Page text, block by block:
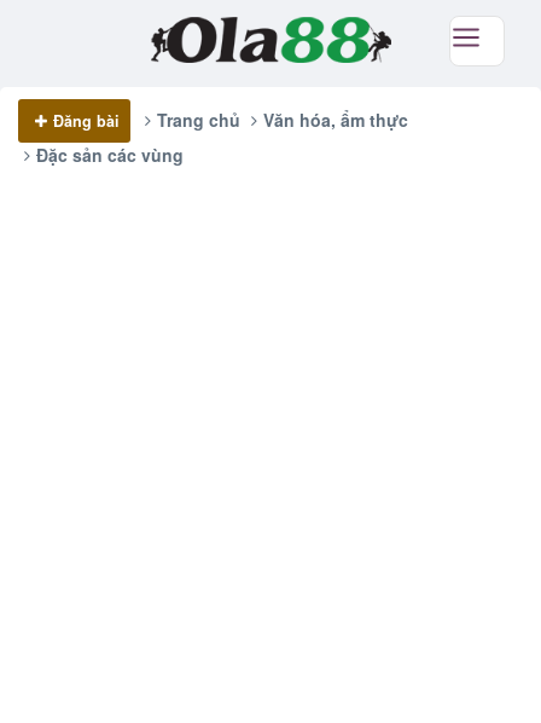
Đăng bài Trang chủ
Văn hóa, ẩm thực
Đặc sản các vùng